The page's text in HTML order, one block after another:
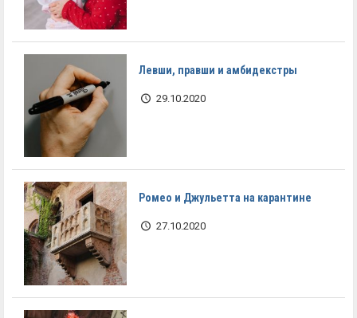
Левши, правши и амбидекстры
29.10.2020
Ромео и Джульетта на карантине
27.10.2020